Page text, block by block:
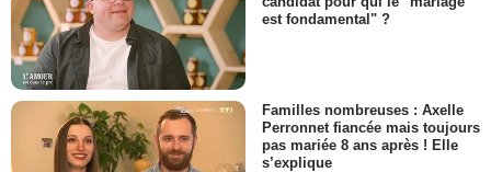
est fondamental" ?
Familles nombreuses : Axelle
Perronnet fiancée mais toujours
pas mariée 8 ans après ! Elle
s’explique